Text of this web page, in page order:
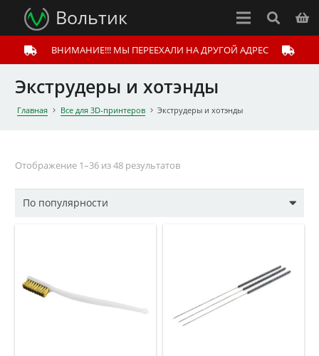
Вольтик
ВНИМАНИЕ!!! МЫ ПЕРЕЕХАЛИ НА ДРУГОЙ АДРЕС
Экструдеры и хотэнды
Главная Все для 3D-принтеров Экструдеры и хотэнды
Отображение 1–36 из 48 результатов